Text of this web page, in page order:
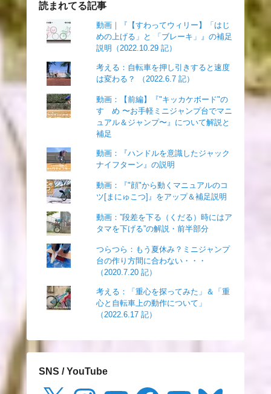
読まれてる記事
動画｜『【すわってウィリー】「はじ
めの上げる」と 「ブレーキ」』の補足
説明（2022.10.29 記）
考える：自転車を押し引きすると速度
は変わる？ （2022.6.7 記）
動画：【前編】『"キッカケボード"の
すゝめ 〜お手軽ミニジャンプ台でマニ
ュアル＆ジャンプ〜』について解説と
補足
動画：『ハンドルを意識したジャック
ナイフターン』の説明
動画：『"顔"から動くマニュアルのコ
ツ[まにゅこつ]』をアップ＆補足説明
動画：”段差を下る（くだる）時にはア
タマを下げる”の解説・前半部分
つらつら：もう夏休み？ミニジャンプ
台の作り方間に合わない・・・
（2020.7.20 記）
考える：「重心を探ってみた」＆「重
心と自転車上の動作について」
（2022.6.17 記）
SNS / YouTube
Instagram Facebook Bluesky